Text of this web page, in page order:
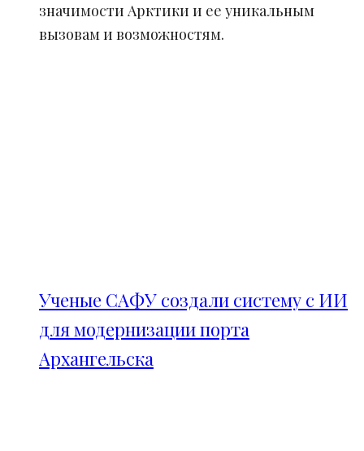
значимости Арктики и ее уникальным
вызовам и возможностям.
Ученые САФУ создали систему с ИИ
для модернизации порта
Архангельска